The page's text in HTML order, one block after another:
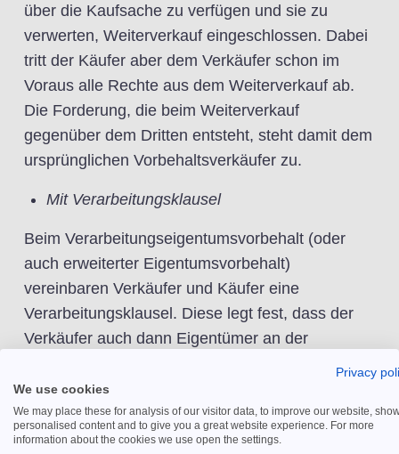
über die Kaufsache zu verfügen und sie zu
verwerten, Weiterverkauf eingeschlossen. Dabei
tritt der Käufer aber dem Verkäufer schon im
Voraus alle Rechte aus dem Weiterverkauf ab.
Die Forderung, die beim Weiterverkauf
gegenüber dem Dritten entsteht, steht damit dem
ursprünglichen Vorbehaltsverkäufer zu.
Mit Verarbeitungsklausel
Beim Verarbeitungseigentumsvorbehalt (oder
auch erweiterter Eigentumsvorbehalt)
vereinbaren Verkäufer und Käufer eine
Verarbeitungsklausel. Diese legt fest, dass der
Verkäufer auch dann Eigentümer an der
weiterverarbeitet und dadurch gesetzlich
Eigentum erwirbt.
Privacy
We use cookies
We may place these for analysis of our visitor data, to improve our website,
personalised content and to give you a great website experience. For more
information about the cookies we use open the settings.